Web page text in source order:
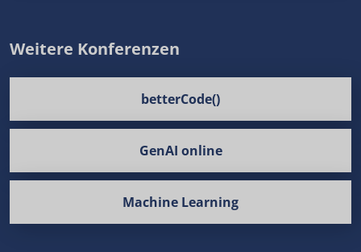
Weitere Konferenzen
betterCode()
GenAI online
Machine Learning